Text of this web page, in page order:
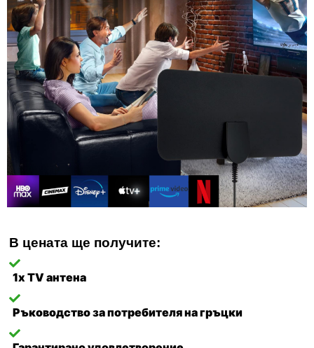
В цената ще получите:
1x TV антена
Ръководство за потребителя на гръцки